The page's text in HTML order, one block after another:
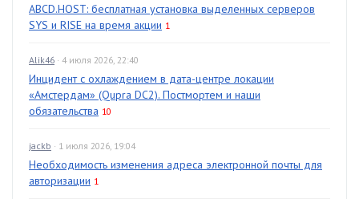
ABCD.HOST: бесплатная установка выделенных серверов
SYS и RISE на время акции 1
Alik46 · 4 июля 2026, 22:40
Инцидент с охлаждением в дата-центре локации
«Амстердам» (Qupra DC2). Постмортем и наши
обязательства 10
jackb · 1 июля 2026, 19:04
Необходимость изменения адреса электронной почты для
авторизации 1